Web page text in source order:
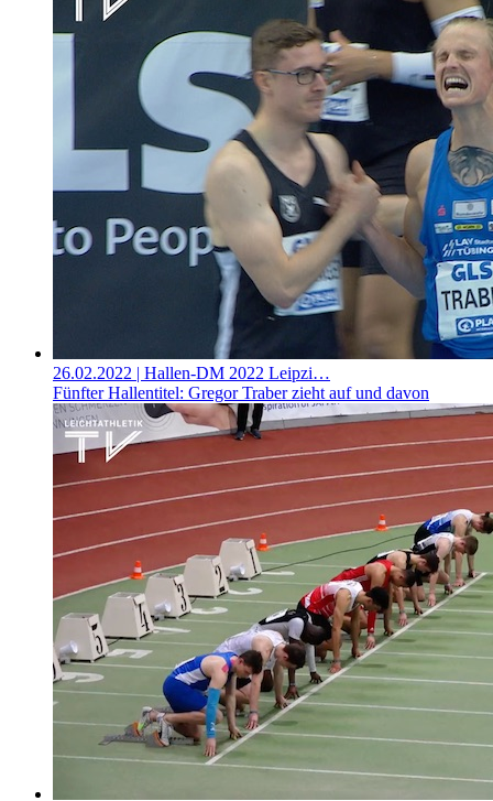
26.02.2022 | Hallen-DM 2022 Leipzi…
Fünfter Hallentitel: Gregor Traber zieht auf und davon